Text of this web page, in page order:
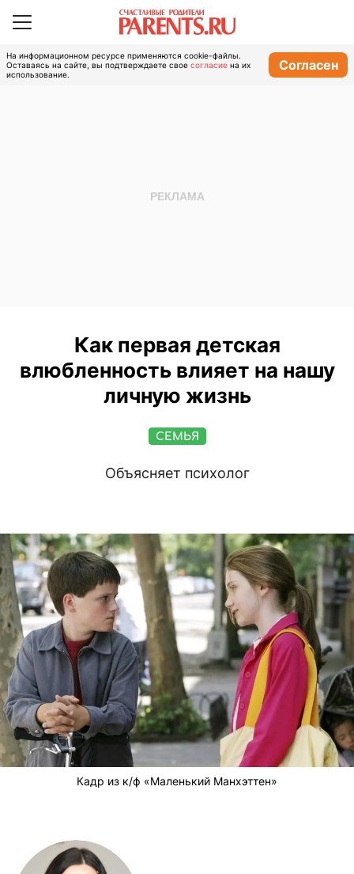
На информационном ресурсе применяются cookie-файлы.
Оставаясь на сайте, вы подтверждаете свое согласие на их
использование.
Согласен
Как первая детская
влюбленность влияет на нашу
личную жизнь
СЕМЬЯ
Объясняет психолог
Кадр из к/ф «Маленький Манхэттен»